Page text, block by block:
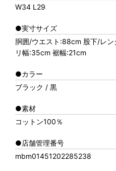
W34 L29
●実寸サイズ
胴囲/ウエスト:88cm 股下/レ
リ幅:35cm 裾幅:21cm
●カラー
ブラック / 黒
●素材
コットン100％
●店舗管理番号
mbm01451202285238